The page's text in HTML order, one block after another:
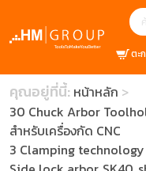
ตะ
คุณอยู่ที่นี้: หน้าหลัก
30 Chuck Arbor
สำหรับเครื่องกัด CNC
3 Clamping